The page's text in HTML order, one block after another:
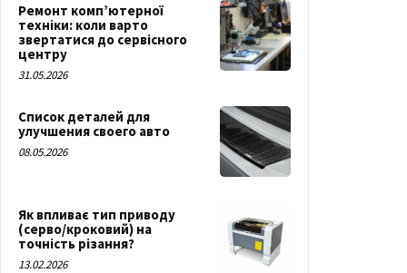
Ремонт комп’ютерної
техніки: коли варто
звертатися до сервісного
центру
31.05.2026
Список деталей для
улучшения своего авто
08.05.2026
Як впливає тип приводу
(серво/кроковий) на
точність різання?
13.02.2026